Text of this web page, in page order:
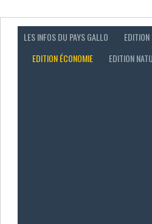
LES INFOS DU PAYS GALLO
EDITION ÉCONOMIE
EDITION